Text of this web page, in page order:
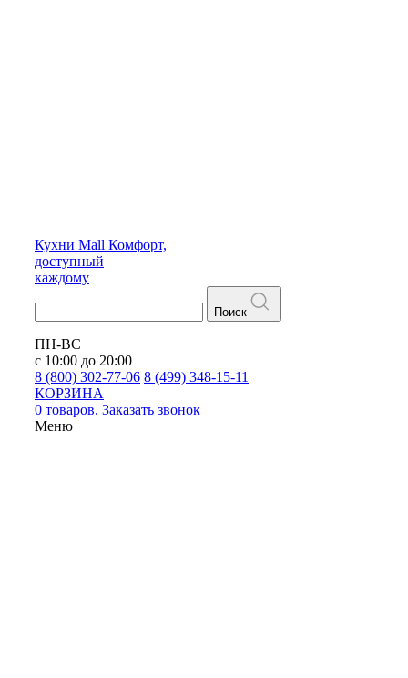
Кухни Mall Комфорт,
доступный
каждому
Поиск
ПН-ВС
с 10:00 до 20:00
8 (800) 302-77-06 8 (499) 348-15-11
КОРЗИНА
0 товаров. Заказать звонок
Меню